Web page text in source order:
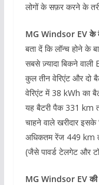
लोगों के सफ़र करने के
MG Windsor EV के
बता दें कि लॉन्च होने के
सबसे ज़्यादा बिकने
कुल तीन वेरिएंट और दो
वेरिएंट में 38 kWh का
यह बैटरी पैक 331 km
चाहने वाले खरीदार
अधिकतम रेंज 449 km
(जैसे पावर्ड टेलगेट और
MG Windsor EV की